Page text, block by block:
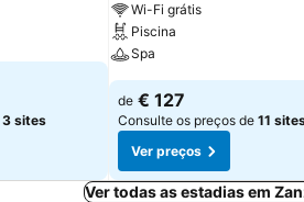
3 sites
Wi-Fi grátis
Piscina
Spa
de € 127
Consulte os preços de 11
Ver preços
Ver todas as estadias em